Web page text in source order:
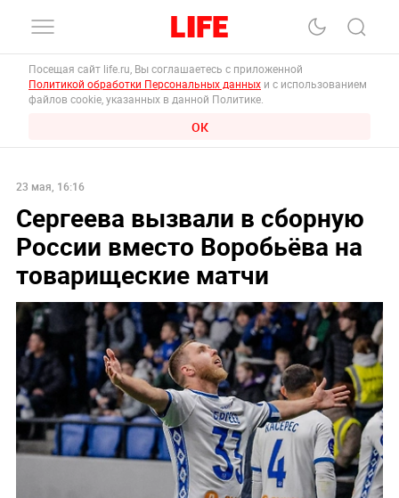
Посещая сайт life.ru, Вы соглашаетесь с приложенной
Политикой обработки Персональных данных и с использованием
файлов cookie, указанных в данной Политике.
ОК
23 мая, 16:16
Сергеева вызвали в сборную
России вместо Воробьёва на
товарищеские матчи